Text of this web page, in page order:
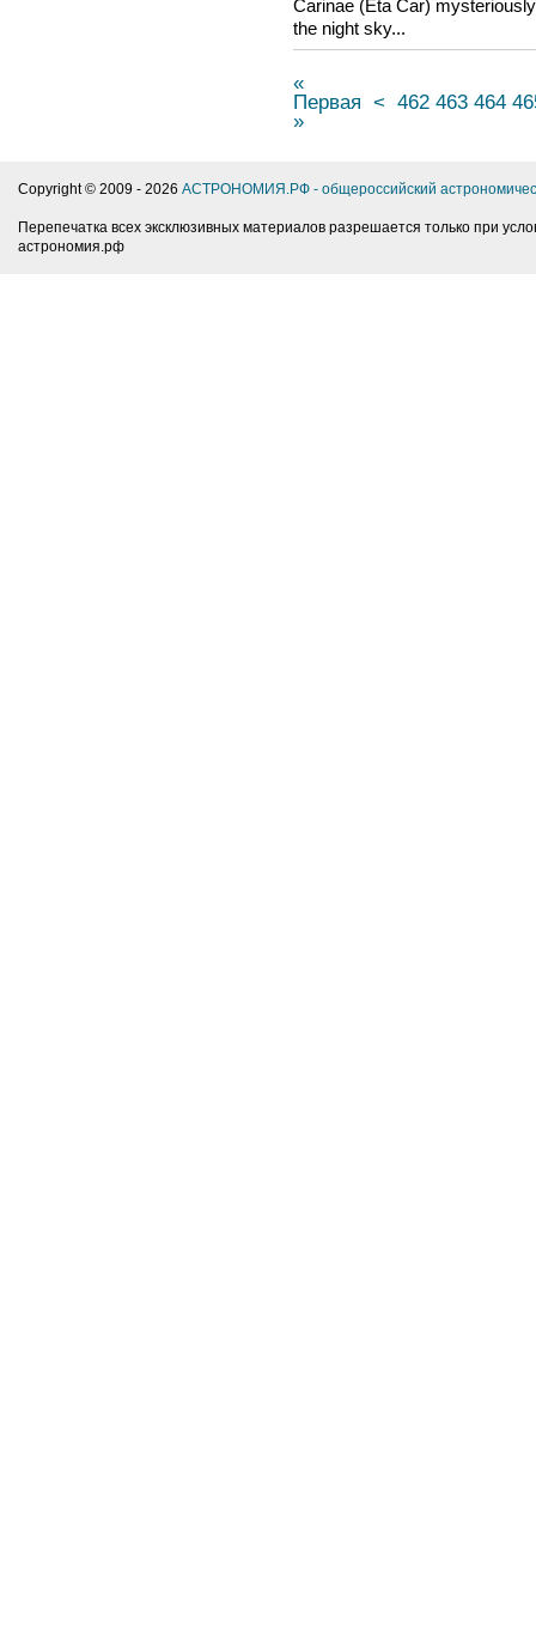
Carinae (Eta Car)
the night sky...
«
Первая < 462 463 464
»
Copyright © 2009 - 2026 АСТРОНОМИЯ.РФ - общероссийский
Перепечатка всех эксклюзивных материалов разрешается только при
астрономия.рф